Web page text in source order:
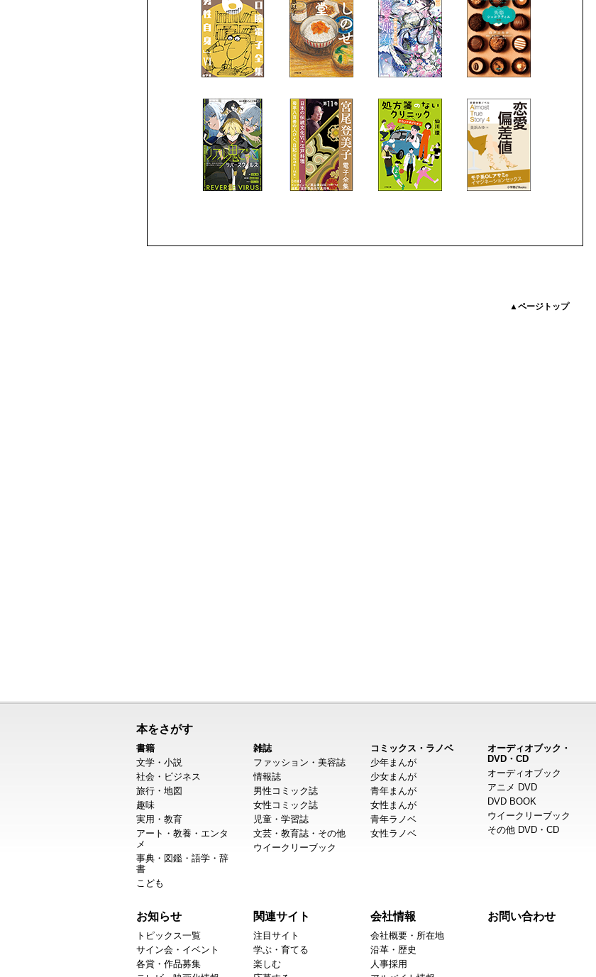
▲ページトップ
本をさがす
書籍
文学・小説
社会・ビジネス
旅行・地図
趣味
実用・教育
アート・教養・エンタ
メ
事典・図鑑・語学・辞
書
こども
雑誌
ファッション・美容誌
情報誌
男性コミック誌
女性コミック誌
児童・学習誌
文芸・教育誌・その他
ウイークリーブック
コミックス・ラノベ
少年まんが
少女まんが
青年まんが
女性まんが
青年ラノベ
女性ラノベ
オーディオブック・
DVD・CD
オーディオブック
アニメ DVD
DVD BOOK
ウイークリーブック
その他 DVD・CD
お知らせ
トピックス一覧
サイン会・イベント
各賞・作品募集
関連サイト
注目サイト
学ぶ・育てる
楽しむ
会社情報
会社概要・所在地
沿革・歴史
人事採用
お問い合わせ